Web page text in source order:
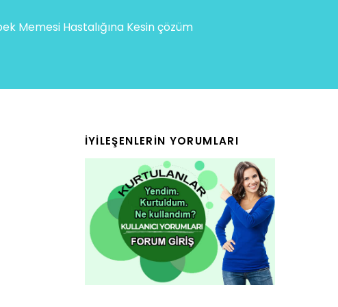
Memesi Hastalığına Kesin çözüm
İYILEŞENLERIN YORUMLARI